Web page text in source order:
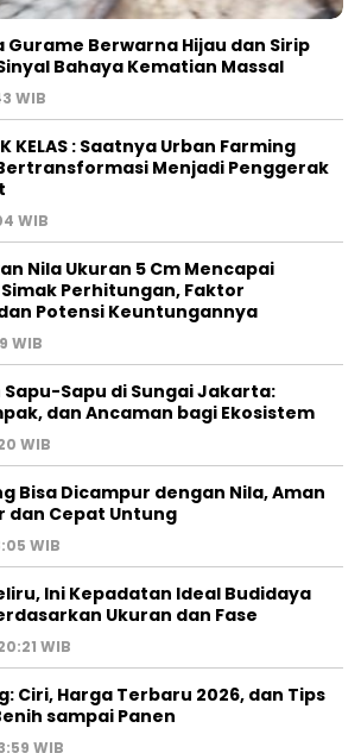
Gurame Berwarna Hijau dan Sirip
Bahaya Kematian Massal
WIB
KELAS : Saatnya Urban Farming
Menjadi Penggerak
WIB
Nila Ukuran 5 Cm Mencapai
Perhitungan, Faktor
Potensi Keuntungannya
WIB
Sapu di Sungai Jakarta:
dan Ancaman bagi Ekosistem
WIB
Bisa Dicampur dengan Nila, Aman
dan Cepat Untung
WIB
Ini Kepadatan Ideal Budidaya
Ukuran dan Fase
WIB
Ciri, Harga Terbaru 2026, dan Tips
sampai Panen
WIB